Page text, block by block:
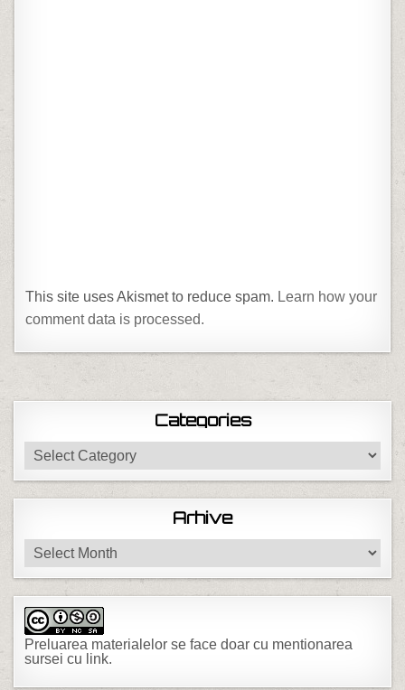
This site uses Akismet to reduce spam. Learn how your
comment data is processed.
Categories
Categories
Arhive
Arhive
Preluarea materialelor se face doar cu mentionarea
sursei cu link.